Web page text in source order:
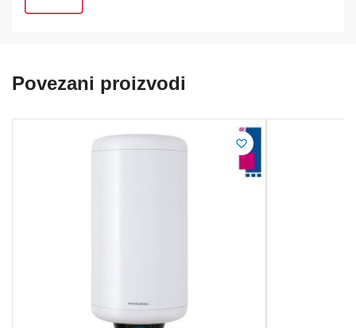
Povezani proizvodi